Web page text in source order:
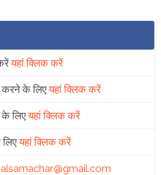
यहां क्लिक करें
करने के लिएयहां क्लिक करें
के लिएयहां क्लिक करें
लिएयहां क्लिक करें